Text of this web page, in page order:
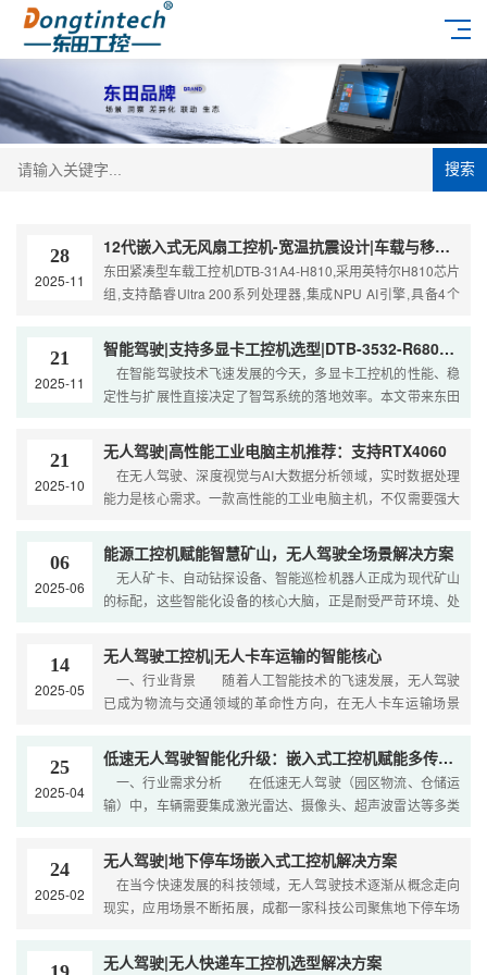
搜索
28
2025-11
12代嵌入式无风扇工控机-宽温抗震设计|车载与移动计算解决方案|DTB-31A4-H810
东田紧凑型车载工控机DTB-31A4-H810,采用英特尔H810芯片
组,支持酷睿Ultra 200系列处理器,集成NPU AI引擎,具备4个
21
2025-11
智能驾驶|支持多显卡工控机选型|DTB-3532-R680E赋能端到端算法
在智能驾驶技术飞速发展的今天，多显卡工控机的性能、稳
定性与扩展性直接决定了智驾系统的落地效率。本文带来东田
21
2025-10
无人驾驶|高性能工业电脑主机推荐：支持RTX4060
在无人驾驶、深度视觉与AI大数据分析领域，实时数据处理
能力是核心需求。一款高性能的工业电脑主机，不仅需要强大
06
2025-06
能源工控机赋能智慧矿山，无人驾驶全场景解决方案
无人矿卡、自动钻探设备、智能巡检机器人正成为现代矿山
的标配，这些智能化设备的核心大脑，正是耐受严苛环境、处
14
2025-05
无人驾驶工控机|无人卡车运输的智能核心
一、行业背景 随着人工智能技术的飞速发展，无人驾驶
已成为物流与交通领域的革命性方向，在无人卡车运输场景
25
2025-04
低速无人驾驶智能化升级：嵌入式工控机赋能多传感器融合
一、行业需求分析 在低速无人驾驶（园区物流、仓储运
输）中，车辆需要集成激光雷达、摄像头、超声波雷达等多类
24
2025-02
无人驾驶|地下停车场嵌入式工控机解决方案
在当今快速发展的科技领域，无人驾驶技术逐渐从概念走向
现实，应用场景不断拓展，成都一家科技公司聚焦地下停车场
无人驾驶|无人快递车工控机选型解决方案